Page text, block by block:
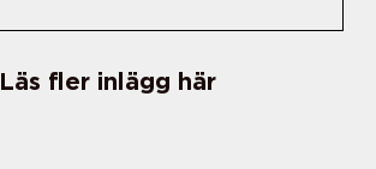
Läs fler inlägg här